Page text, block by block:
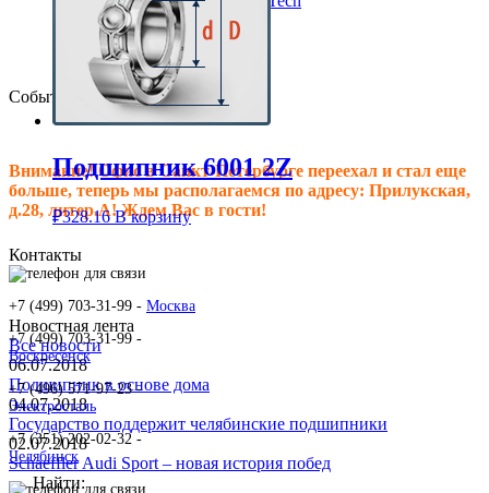
Сальники подшипника
Клиновые ремни
Техпластина резиновая
События
Внимание! Офис в Санкт-Петербурге переехал и стал еще
больше, теперь мы располагаемся по адресу: Прилукская,
д.28, литер.А! Ждем Вас в гости!
Новостная лента
Все новости
06.07.2018
Подшипник в основе дома
04.07.2018
Государство поддержит челябинские подшипники
02.07.2018
Schaeffler Audi Sport – новая история побед
Найти:
Подшипник 6001 2Z
₽328.16 В корзину
Контакты
+7 (499) 703-31-99 - Москва
+7 (499) 703-31-99 -
Воскресенск
+7 (496) 571-97-23 -
Электросталь
+7 (351) 202-02-32 -
Челябинск